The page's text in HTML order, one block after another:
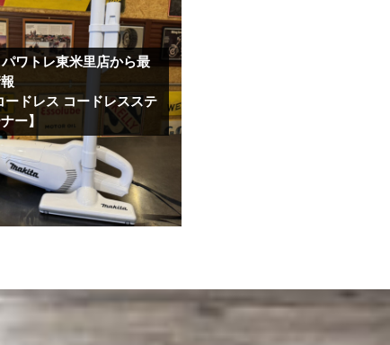
パワトレ東米里店から最
ードレス コードレスステ
ー】